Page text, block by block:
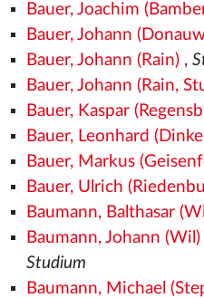
Bauer, Joachim
Bauer, Johann
Bauer, Johann (Rain),
Bauer, Johann (Rain,
Bauer, Kaspar
Bauer, Leonhard
Bauer, Markus
Bauer, Ulrich
Baumann, Balthasar
Baumann, Johann (Wil)
Studium
Baumann, Michael